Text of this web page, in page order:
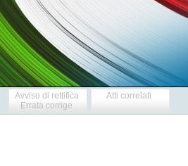
Avviso di rettifica
Errata corrige
Atti correlati